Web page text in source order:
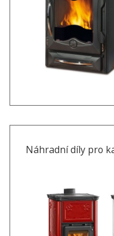
Náhradní díly pro